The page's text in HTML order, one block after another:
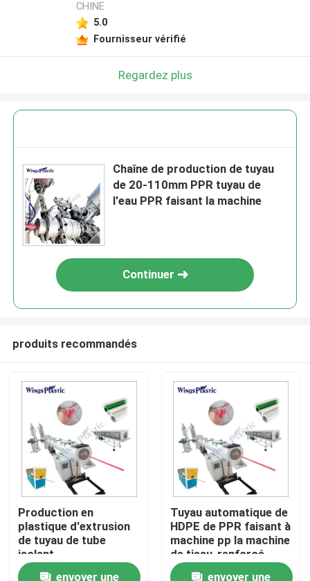
Maison
Produits
Au sujet de nous
CHINE
5.0
Fournisseur vérifié
Regardez plus
Chaîne de production de tuyau
de 20-110mm PPR tuyau de
l'eau PPR faisant la machine
Continuer
produits recommandés
Production en
plastique d'extrusion
de tuyau de tube
isolant
d'approvisionnement
envoyer une
Tuyau automatique de
HDPE de PPR faisant à
machine pp la machine
de tissu-renforcé
d'extrusion de tuyau
envoyer une